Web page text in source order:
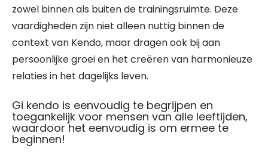
zowel binnen als buiten de trainingsruimte. Deze
vaardigheden zijn niet alleen nuttig binnen de
context van Kendo, maar dragen ook bij aan
persoonlijke groei en het creëren van harmonieuze
relaties in het dagelijks leven.
Gi kendo is eenvoudig te begrijpen en
toegankelijk voor mensen van alle leeftijden,
waardoor het eenvoudig is om ermee te
beginnen!